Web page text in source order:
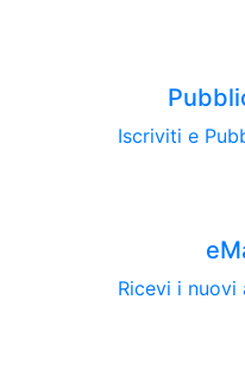
Iscriviti e
Ricevi i nuovi